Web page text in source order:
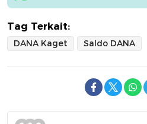
Tag Terkait:
DANA Kaget Saldo DANA